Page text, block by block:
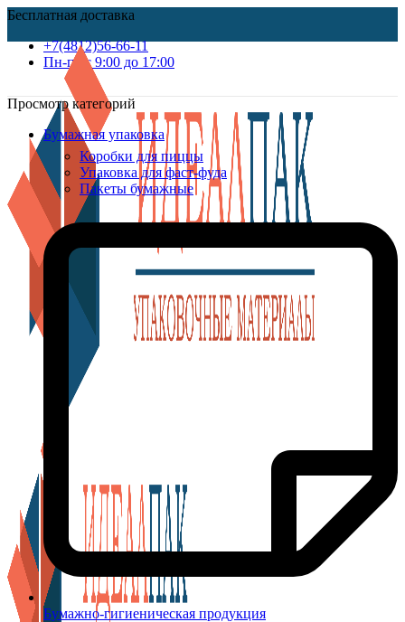
Бесплатная доставка
+7(4812)56-66-11
Пн-пт c 9:00 до 17:00
Просмотр категорий
Бумажная упаковка
Коробки для пиццы
Упаковка для фаст-фуда
Пакеты бумажные
Бумажно-гигиеническая продукция